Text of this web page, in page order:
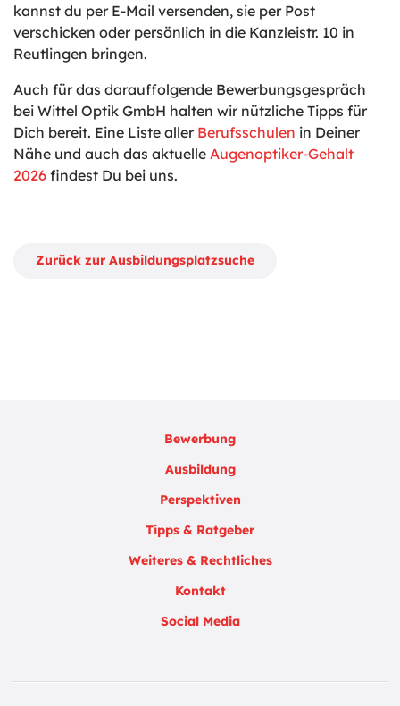
kannst du per E-Mail versenden, sie per Post
verschicken oder persönlich in die Kanzleistr. 10 in
Reutlingen bringen.
Auch für das darauffolgende Bewerbungsgespräch
bei Wittel Optik GmbH halten wir nützliche Tipps für
Dich bereit. Eine Liste aller Berufsschulen in Deiner
Nähe und auch das aktuelle Augenoptiker-Gehalt
2026 findest Du bei uns.
Zurück zur Ausbildungsplatzsuche
Bewerbung
Ausbildung
Perspektiven
Tipps & Ratgeber
Weiteres & Rechtliches
Kontakt
Social Media